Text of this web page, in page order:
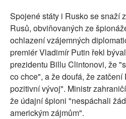
Spojené státy i Rusko se snaží
Rusů, obviňovaných ze
ochlazení vzájemných
premiér Vladimír Putin řekl
prezidentu Billu Clintonovi, že
co chce", a že doufá, že
pozitivní vývoj". Ministr
že údajní špioni "nespáchali
americkým zájmům".